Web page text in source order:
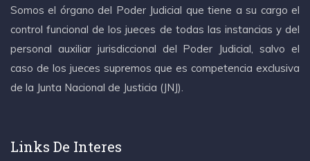
Somos el órgano del Poder Judicial que tiene a su cargo el
control funcional de los jueces de todas las instancias y del
personal auxiliar jurisdiccional del Poder Judicial, salvo el
caso de los jueces supremos que es competencia exclusiva
de la Junta Nacional de Justicia (JNJ).
Links De Interes